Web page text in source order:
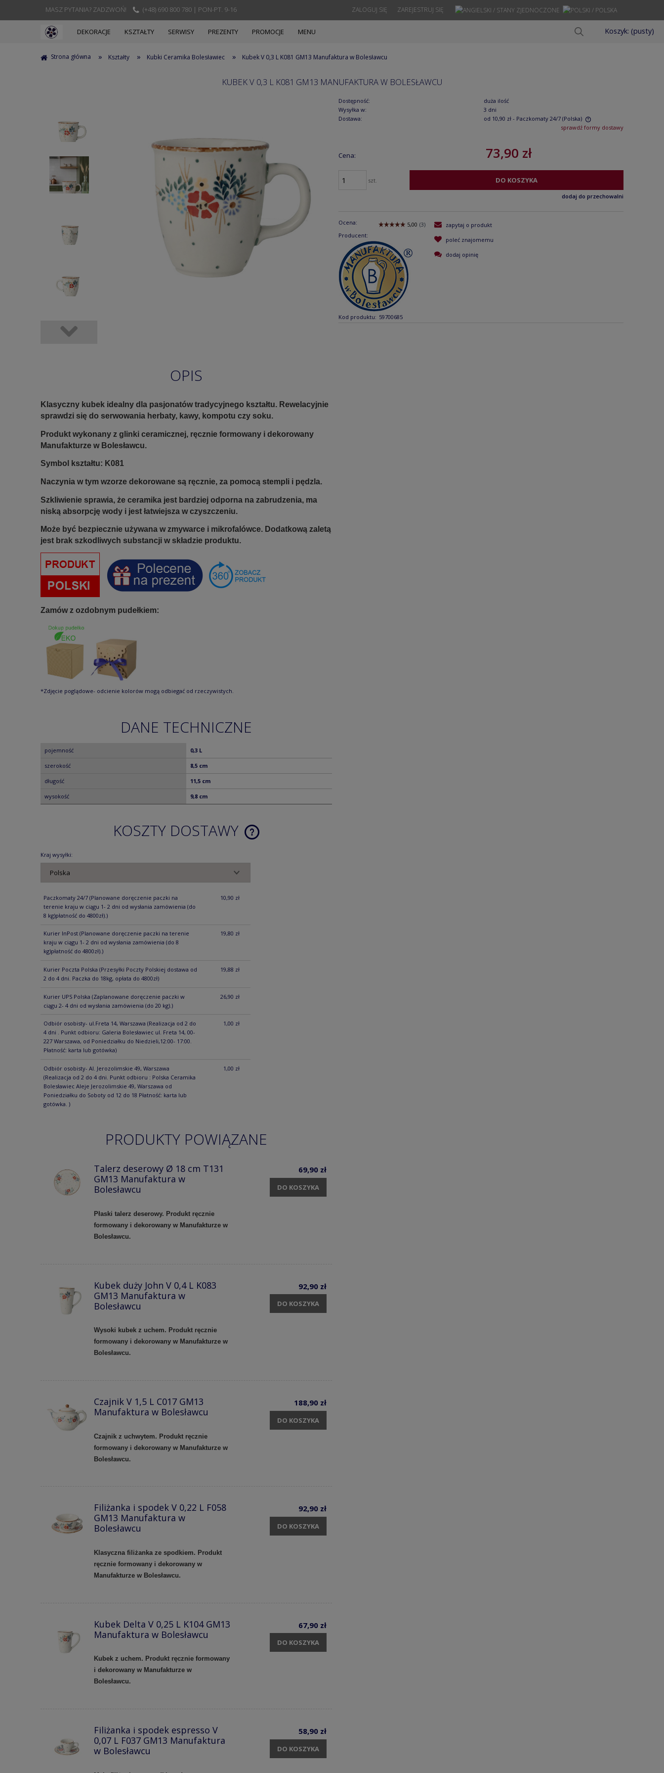
MASZ PYTANIA? ZADZWOŃ! (+48) 690 800 780 | PON-PT. 9-16 ZAREJESTRUJ SIĘ
ZALOGUJ SIĘ
Koszyk: (pusty)
DEKORACJE KSZTAŁTY SERWISY PREZENTY PROMOCJE MENU
Strona główna » Kształty » Kubki Ceramika Bolesławiec » Kubek V 0,3 L K081 GM13 Manufaktura w Bolesławcu
KUBEK V 0,3 L K081 GM13 MANUFAKTURA W BOLESŁAWCU
Dostępność:
duża ilość
Wysyłka w:
3 dni
Dostawa:
od 10,90 zł - Paczkomaty 24/7 (Polska)
sprawdź formy dostawy
Cena: 73,90 zł
szt. DO KOSZYKA
dodaj do przechowalni
Ocena:
Producent:
Kod produktu: 59700685
zapytaj o produkt
poleć znajomemu
dodaj opinię
OPIS
Klasyczny kubek idealny dla pasjonatów tradycyjnego kształtu. Rewelacyjnie
sprawdzi się do serwowania herbaty, kawy, kompotu czy soku.
Produkt wykonany z glinki ceramicznej, ręcznie formowany i dekorowany
Manufakturze w Bolesławcu.
Symbol kształtu: K081
Naczynia w tym wzorze dekorowane są ręcznie, za pomocą stempli i pędzla.
Szkliwienie sprawia, że ceramika jest bardziej odporna na zabrudzenia, ma
niską absorpcję wody i jest łatwiejsza w czyszczeniu.
Może być bezpiecznie używana w zmywarce i mikrofalówce. Dodatkową zaletą
jest brak szkodliwych substancji w składzie produktu.
Zamów z ozdobnym pudełkiem:
*Zdjęcie poglądowe- odcienie kolorów mogą odbiegać od rzeczywistych.
DANE TECHNICZNE
pojemność 0,3 L
szerokość 8,5 cm
długość 11,5 cm
wysokość 9,8 cm
KOSZTY DOSTAWY
Kraj wysyłki:
Paczkomaty 24/7 (Planowane doręczenie paczki na
terenie kraju w ciągu 1- 2 dni od wysłania zamówienia (do
8 kg)płatność do 4800zł).)
10,90 zł
Kurier InPost (Planowane doręczenie paczki na terenie
kraju w ciągu 1- 2 dni od wysłania zamówienia (do 8
kg)płatność do 4800zł).)
19,80 zł
Kurier Poczta Polska (Przesyłki Poczty Polskiej dostawa od
2 do 4 dni. Paczka do 18kg, opłata do 4800zł)
19,88 zł
Kurier UPS Polska (Zaplanowane doręczenie paczki w
ciągu 2- 4 dni od wysłania zamówienia (do 20 kg).)
26,90 zł
Odbiór osobisty- ul.Freta 14, Warszawa (Realizacja od 2 do
4 dni . Punkt odbioru: Galeria Bolesławiec ul. Freta 14, 00-
227 Warszawa, od Poniedziałku do Niedzieli,12:00- 17:00.
Płatność: karta lub gotówka)
1,00 zł
Odbiór osobisty- Al. Jerozolimskie 49, Warszawa
(Realizacja od 2 do 4 dni. Punkt odbioru : Polska Ceramika
Bolesławiec Aleje Jerozolimskie 49, Warszawa od
Poniedziałku do Soboty od 12 do 18 Płatność: karta lub
gotówka. )
1,00 zł
PRODUKTY POWIĄZANE
Talerz deserowy Ø 18 cm T131
GM13 Manufaktura w
Bolesławcu
Płaski talerz deserowy. Produkt ręcznie
formowany i dekorowany w Manufakturze w
Bolesławcu.
69,90 zł
DO KOSZYKA
Kubek duży John V 0,4 L K083
GM13 Manufaktura w
Bolesławcu
Wysoki kubek z uchem. Produkt ręcznie
formowany i dekorowany w Manufakturze w
Bolesławcu.
92,90 zł
DO KOSZYKA
Czajnik V 1,5 L C017 GM13
Manufaktura w Bolesławcu
Czajnik z uchwytem. Produkt ręcznie
formowany i dekorowany w Manufakturze w
Bolesławcu.
188,90 zł
DO KOSZYKA
Filiżanka i spodek V 0,22 L F058
GM13 Manufaktura w
Bolesławcu
Klasyczna filiżanka ze spodkiem. Produkt
ręcznie formowany i dekorowany w
Manufakturze w Bolesławcu.
92,90 zł
DO KOSZYKA
Kubek Delta V 0,25 L K104 GM13
Manufaktura w Bolesławcu
Kubek z uchem. Produkt ręcznie formowany
i dekorowany w Manufakturze w
Bolesławcu.
67,90 zł
DO KOSZYKA
Filiżanka i spodek espresso V
0,07 L F037 GM13 Manufaktura
w Bolesławcu
58,90 zł
DO KOSZYKA